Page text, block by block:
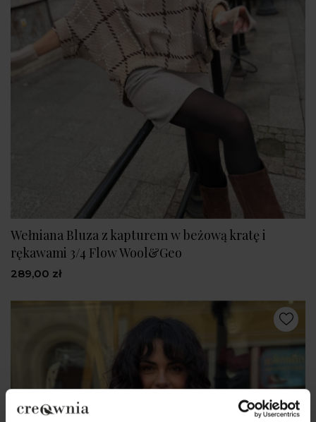
Wełniana Bluza z kapturem w beżową kratę i
rękawami 3/4 Flow Wool&Geo
289,00 zł